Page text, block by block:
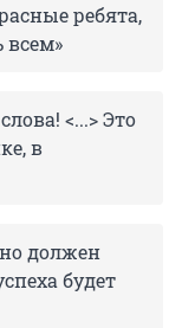
ребята,
всем»
<...> Это
в
должен
будет